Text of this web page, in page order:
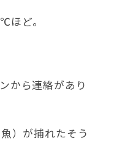
ほど。
から連絡があり
）が捕れたそう